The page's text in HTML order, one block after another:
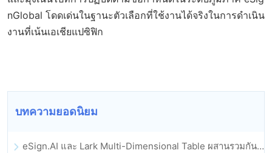
nGlobal โดดเด่นในฐานะตัวเลือกที่ใช้งานได้จริงในการดำเนิน
งานที่เน้นเอเชียแปซิฟิก
บทความยอดนิยม
eSign.AI และ Lark Multi-Dimensional Table ผสานรวมกันอย่างเป็นทางการ: การลงนามและการเก็บถาวรสัญญาอิเล็กทรอนิกส์แบบอัตโนมัติเต็มรูปแบบ